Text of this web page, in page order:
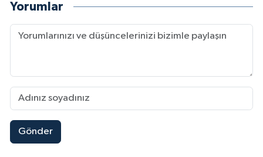
Yorumlar
Gönder